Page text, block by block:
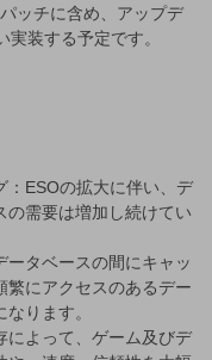
ッチに含め、アップデ
装する予定です。
：ESOの拡大に伴い、デ
の需要は増加し続けてい
ータベースの間にキャッ
繁にアクセスのあるデー
ります。
によって、ゲーム及びデ